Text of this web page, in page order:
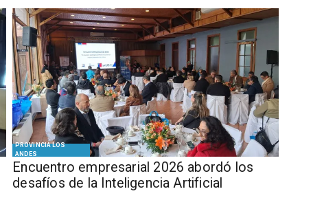
PROVINCIA LOS
ANDES
Encuentro empresarial 2026 abordó los
desafíos de la Inteligencia Artificial